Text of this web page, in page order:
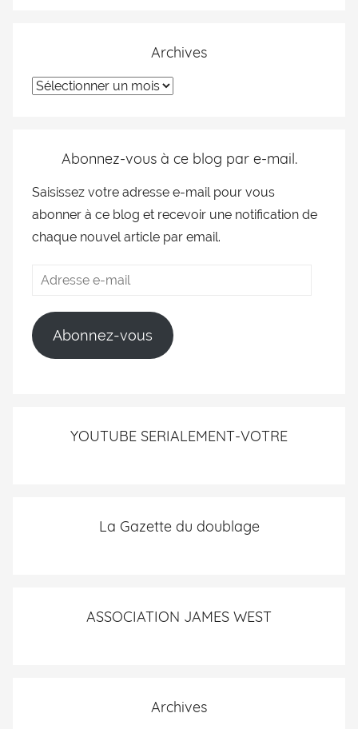
Archives
Abonnez-vous à ce blog par e-mail.
Saisissez votre adresse e-mail pour vous
abonner à ce blog et recevoir une notification de
chaque nouvel article par email.
Abonnez-vous
YOUTUBE SERIALEMENT-VOTRE
La Gazette du doublage
ASSOCIATION JAMES WEST
Archives